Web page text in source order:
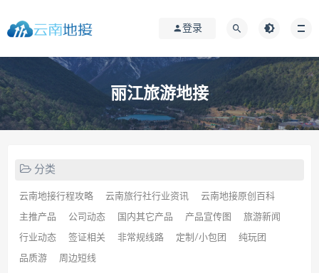
登录
丽江旅游地接
分类
云南地接行程攻略 云南旅行社行业资讯 云南地接原创百科
主推产品 公司动态 国内其它产品 产品宣传图 旅游新闻
行业动态 签证相关 非常规线路 定制/小包团 纯玩团
品质游 周边短线